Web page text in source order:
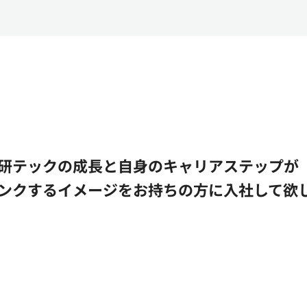
テックの成長と自身のキャリアステップが
クするイメージをお持ちの方に入社して欲